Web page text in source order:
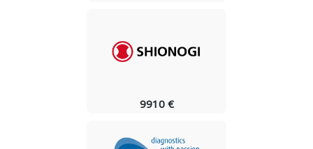
9910 €